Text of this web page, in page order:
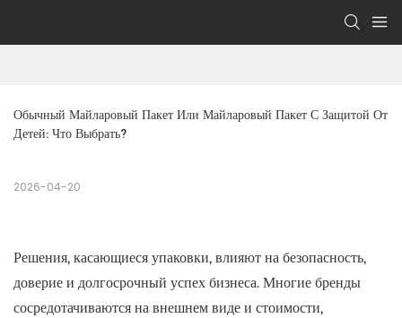
Обычный Майларовый Пакет Или Майларовый Пакет С Защитой От
Детей: Что Выбрать?
2026-04-20
Решения, касающиеся упаковки, влияют на безопасность,
доверие и долгосрочный успех бизнеса. Многие бренды
сосредотачиваются на внешнем виде и стоимости,